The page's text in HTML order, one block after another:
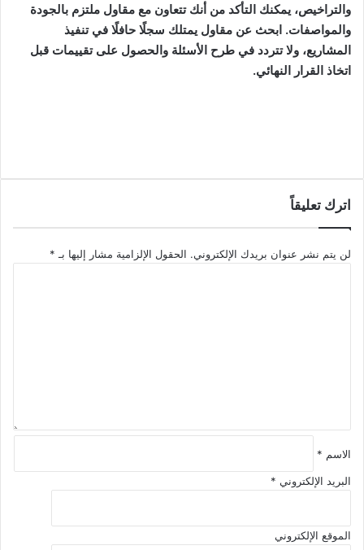
والتراخيص، يمكنك التأكد من أنك تتعاون مع مقاول ملتزم بالجودة
والمواصفات. ابحث عن مقاول يمتلك سجلًا حافلًا في تنفيذ
المشاريع، ولا تتردد في طرح الأسئلة والحصول على تقييمات قبل
اتخاذ القرار النهائي.
اترك تعليقاً
لن يتم نشر عنوان بريدك الإلكتروني. الحقول الإلزامية مشار إليها بـ *
الاسم *
البريد الإلكتروني *
الموقع الإلكتروني